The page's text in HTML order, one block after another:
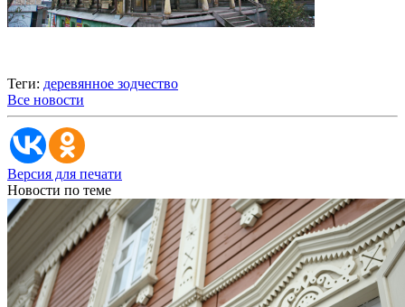
Теги: деревянное зодчество
Все новости
Версия для печати
Новости по теме